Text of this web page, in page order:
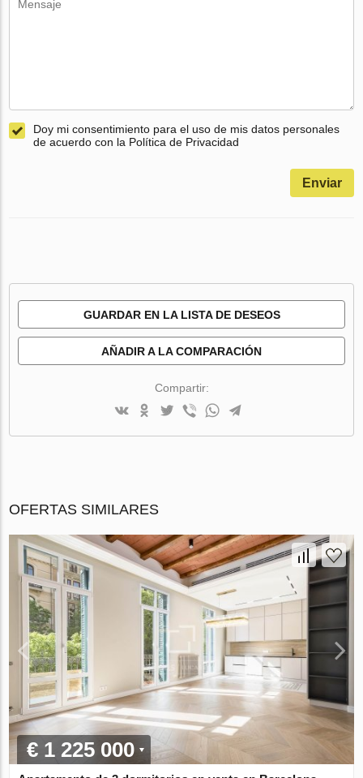
Doy mi consentimiento para el uso de mis datos personales
de acuerdo con la Política de Privacidad
Enviar
GUARDAR EN LA LISTA DE DESEOS
AÑADIR A LA COMPARACIÓN
Compartir:
OFERTAS SIMILARES
€ 1 225 000